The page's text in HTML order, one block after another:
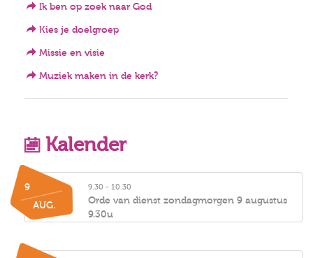
Ik ben op zoek naar God
Kies je doelgroep
Missie en visie
Muziek maken in de kerk?
Kalender
9
AUG.
9.30 - 10.30
Orde van dienst zondagmorgen 9 augustus
9.30u